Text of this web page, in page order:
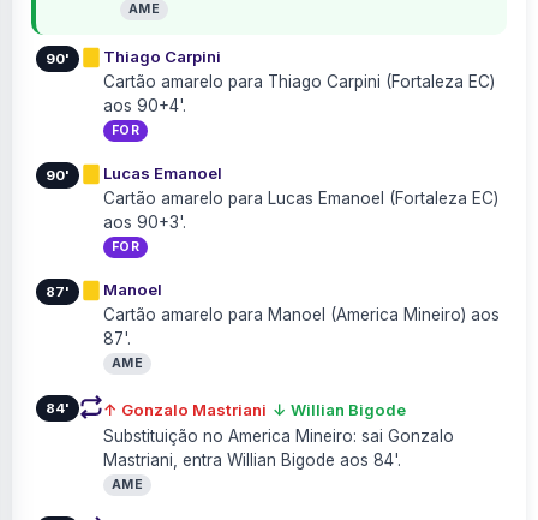
AME
90'
Thiago Carpini
Cartão amarelo para Thiago Carpini (Fortaleza EC)
aos 90+4'.
FOR
90'
Lucas Emanoel
Cartão amarelo para Lucas Emanoel (Fortaleza EC)
aos 90+3'.
FOR
87'
Manoel
Cartão amarelo para Manoel (America Mineiro) aos
87'.
AME
84' ↑ Gonzalo Mastriani ↓ Willian Bigode
Substituição no America Mineiro: sai Gonzalo
Mastriani, entra Willian Bigode aos 84'.
AME